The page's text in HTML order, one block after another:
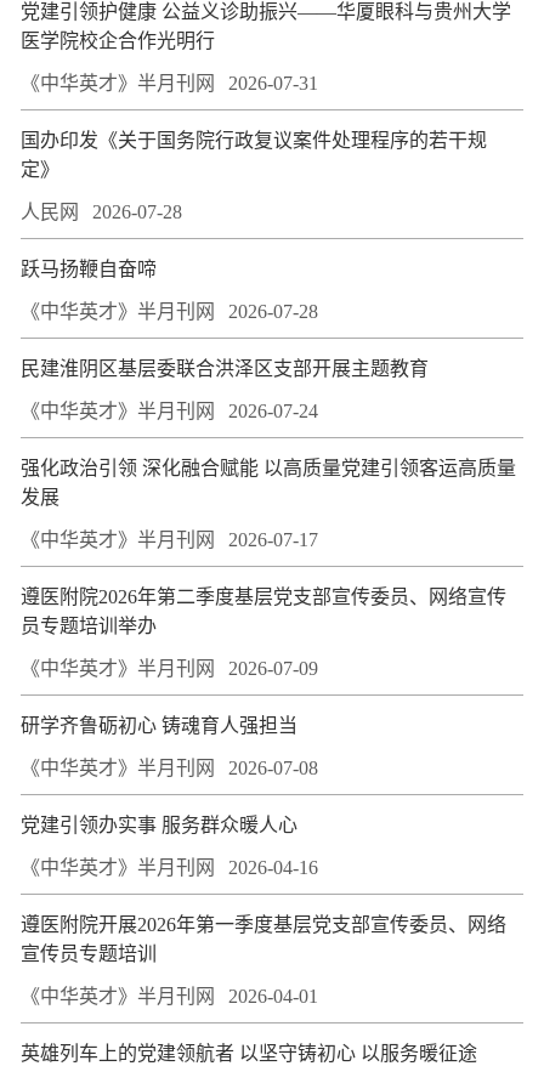
党建引领护健康 公益义诊助振兴——华厦眼科与贵州大学
医学院校企合作光明行
《中华英才》半月刊网 2026-07-31
国办印发《关于国务院行政复议案件处理程序的若干规
定》
人民网 2026-07-28
跃马扬鞭自奋啼
《中华英才》半月刊网 2026-07-28
民建淮阴区基层委联合洪泽区支部开展主题教育
《中华英才》半月刊网 2026-07-24
强化政治引领 深化融合赋能 以高质量党建引领客运高质量
发展
《中华英才》半月刊网 2026-07-17
遵医附院2026年第二季度基层党支部宣传委员、网络宣传
员专题培训举办
《中华英才》半月刊网 2026-07-09
研学齐鲁砺初心 铸魂育人强担当
《中华英才》半月刊网 2026-07-08
党建引领办实事 服务群众暖人心
《中华英才》半月刊网 2026-04-16
遵医附院开展2026年第一季度基层党支部宣传委员、网络
宣传员专题培训
《中华英才》半月刊网 2026-04-01
英雄列车上的党建领航者 以坚守铸初心 以服务暖征途